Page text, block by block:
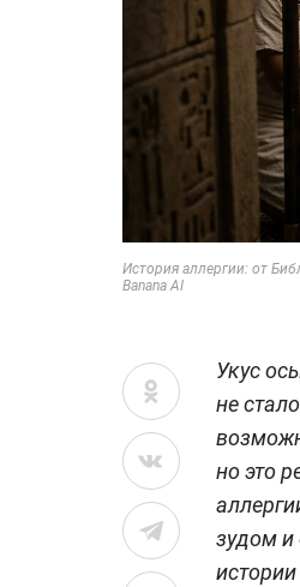
История аллергии: от
Banana AI
Укус
не
но это
зудом и